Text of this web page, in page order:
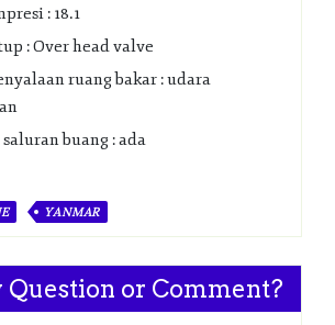
: 18.1
: Over head valve
ruang bakar : udara
buang : ada
YANMAR
Question or Comment?